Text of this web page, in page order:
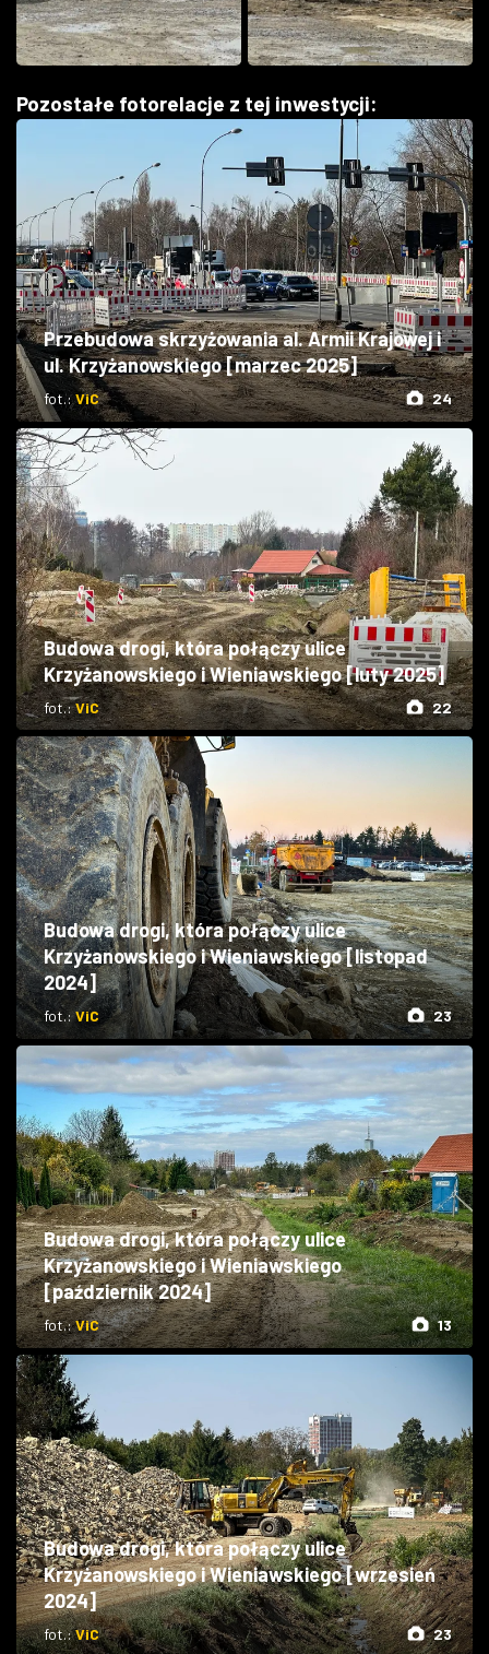
Pozostałe fotorelacje z tej inwestycji:
Przebudowa skrzyżowania al. Armii Krajowej i
ul. Krzyżanowskiego [marzec 2025]
fot.:ViC 24
Budowa drogi, która połączy ulice
Krzyżanowskiego i Wieniawskiego [luty 2025]
fot.:ViC 22
Budowa drogi, która połączy ulice
Krzyżanowskiego i Wieniawskiego [listopad
2024]
fot.:ViC 23
Budowa drogi, która połączy ulice
Krzyżanowskiego i Wieniawskiego
[październik 2024]
fot.:ViC 13
Budowa drogi, która połączy ulice
Krzyżanowskiego i Wieniawskiego [wrzesień
2024]
fot.:ViC 23